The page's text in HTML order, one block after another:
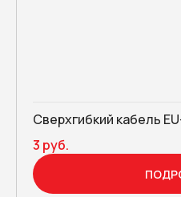
Сверхгибкий кабель
3 руб.